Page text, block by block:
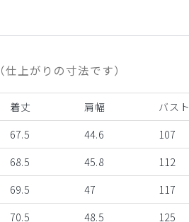
（仕上がりの寸法です）
着丈 肩幅 バスト
67.5 44.6 107
68.5 45.8 112
69.5 47 117
70.5 48.5 125